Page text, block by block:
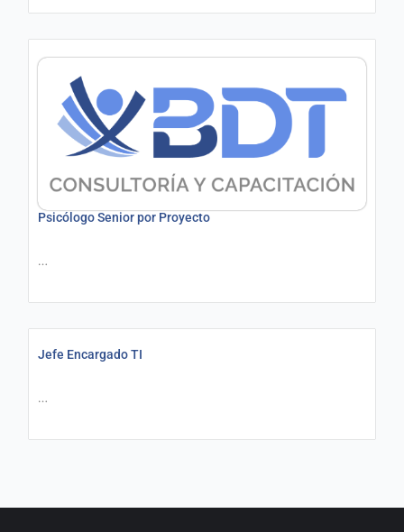
Psicólogo Senior por Proyecto
…
Jefe Encargado TI
…